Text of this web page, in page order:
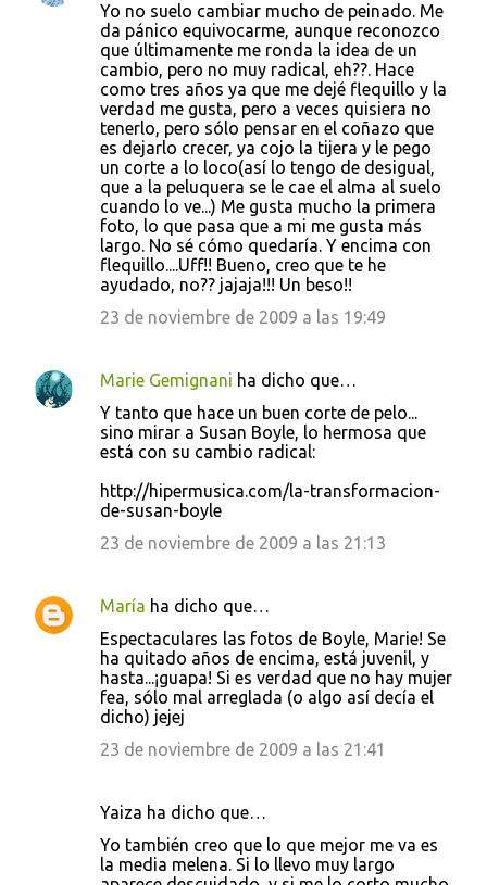
Yo no suelo cambiar mucho de peinado. Me
da pánico equivocarme, aunque reconozco
que últimamente me ronda la idea de un
cambio, pero no muy radical, eh??. Hace
como tres años ya que me dejé flequillo y la
verdad me gusta, pero a veces quisiera no
tenerlo, pero sólo pensar en el coñazo que
es dejarlo crecer, ya cojo la tijera y le pego
un corte a lo loco(así lo tengo de desigual,
que a la peluquera se le cae el alma al suelo
cuando lo ve...) Me gusta mucho la primera
foto, lo que pasa que a mi me gusta más
largo. No sé cómo quedaría. Y encima con
flequillo....Uff!! Bueno, creo que te he
ayudado, no?? jajaja!!! Un beso!!
23 de noviembre de 2009 a las 19:49
Marie Gemignani ha dicho que…
Y tanto que hace un buen corte de pelo...
sino mirar a Susan Boyle, lo hermosa que
está con su cambio radical:
http://hipermusica.com/la-transformacion-
de-susan-boyle
23 de noviembre de 2009 a las 21:13
María ha dicho que…
Espectaculares las fotos de Boyle, Marie! Se
ha quitado años de encima, está juvenil, y
hasta...¡guapa! Si es verdad que no hay mujer
fea, sólo mal arreglada (o algo así decía el
dicho) jejej
23 de noviembre de 2009 a las 21:41
Yaiza ha dicho que…
Yo también creo que lo que mejor me va es
la media melena. Si lo llevo muy largo